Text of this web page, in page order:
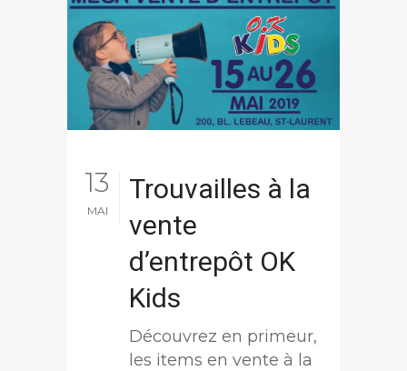
13
MAI
Trouvailles à la
vente
d’entrepôt OK
Kids
Découvrez en primeur,
les items en vente à la